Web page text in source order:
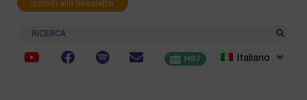
Iscriviti alla Newsletter
Ricerca
MRJ Italiano